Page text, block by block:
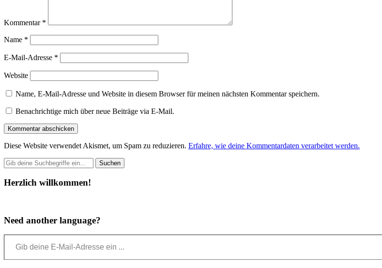
Kommentar *
Name *
E-Mail-Adresse *
Website
Name, E-Mail-Adresse und Website in diesem Browser für meinen nächsten Kommentar speichern.
Benachrichtige mich über neue Beiträge via E-Mail.
Diese Website verwendet Akismet, um Spam zu reduzieren. Erfahre, wie deine Kommentardaten verarbeitet werden.
Herzlich willkommen!
Need another language?
Gib deine E-Mail-Adresse ein ...